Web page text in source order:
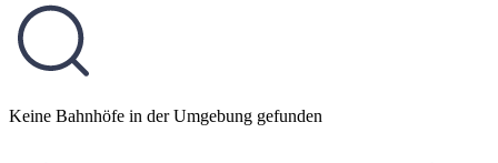
Keine Bahnhöfe in der Umgebung gefunden